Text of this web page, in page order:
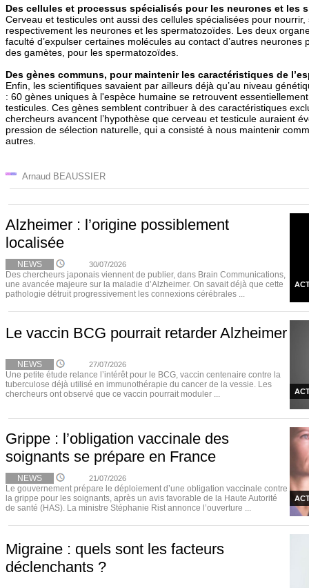
Des cellules et processus spécialisés pour les neurones et les
Cerveau et testicules ont aussi des cellules spécialisées pour
respectivement les neurones et les spermatozoïdes. Les deux
faculté d’expulser certaines molécules au contact d’autres neurones
des gamètes, pour les spermatozoïdes.
Des gènes communs, pour maintenir les caractéristiques de
Enfin, les scientifiques savaient par ailleurs déjà qu’au niveau
: 60 gènes uniques à l'espèce humaine se retrouvent
testicules. Ces gènes semblent contribuer à des caractéristiques
chercheurs avancent l’hypothèse que cerveau et testicule auraient
pression de sélection naturelle, qui a consisté à nous maintenir
autres.
Arnaud BEAUSSIER
Alzheimer : l’origine possiblement
localisée
NEWS 30/07/2026
Des chercheurs japonais viennent de publier, dans Brain Communications,
une avancée majeure sur la maladie d’Alzheimer. On savait déjà que cette
pathologie détruit progressivement les connexions cérébrales ...
Le vaccin BCG pourrait retarder Alzheimer
NEWS 27/07/2026
Une petite étude relance l’intérêt pour le BCG, vaccin centenaire contre la
tuberculose déjà utilisé en immunothérapie du cancer de la vessie. Les
chercheurs ont observé que ce vaccin pourrait moduler ...
Grippe : l’obligation vaccinale des
soignants se prépare en France
NEWS 21/07/2026
Le gouvernement prépare le déploiement d’une obligation vaccinale contre
la grippe pour les soignants, après un avis favorable de la Haute Autorité
de santé (HAS). La ministre Stéphanie Rist annonce l’ouverture ...
Migraine : quels sont les facteurs
déclenchants ?